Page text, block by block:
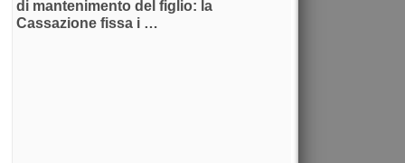
di mantenimento del figlio: la
Cassazione fissa i …